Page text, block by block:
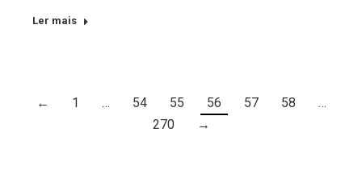
Ler mais
← 1 … 54 55 56 57 58
…
270
→